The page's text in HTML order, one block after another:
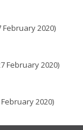
2020)
February 2020)
2020)